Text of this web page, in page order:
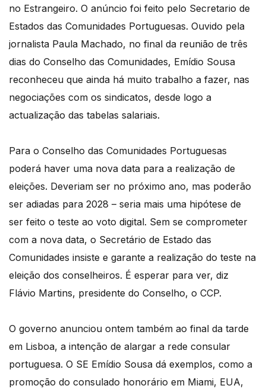
no Estrangeiro. O anúncio foi feito pelo Secretario de
Estados das Comunidades Portuguesas. Ouvido pela
jornalista Paula Machado, no final da reunião de três
dias do Conselho das Comunidades, Emídio Sousa
reconheceu que ainda há muito trabalho a fazer, nas
negociações com os sindicatos, desde logo a
actualização das tabelas salariais.
Para o Conselho das Comunidades Portuguesas
poderá haver uma nova data para a realização de
eleições. Deveriam ser no próximo ano, mas poderão
ser adiadas para 2028 – seria mais uma hipótese de
ser feito o teste ao voto digital. Sem se comprometer
com a nova data, o Secretário de Estado das
Comunidades insiste e garante a realização do teste na
eleição dos conselheiros. É esperar para ver, diz
Flávio Martins, presidente do Conselho, o CCP.
O governo anunciou ontem também ao final da tarde
em Lisboa, a intenção de alargar a rede consular
portuguesa. O SE Emídio Sousa dá exemplos, como a
promoção do consulado honorário em Miami, EUA,